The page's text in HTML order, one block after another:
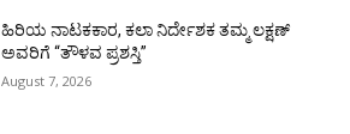
ಹಿರಿಯ ನಾಟಕಕಾರ, ಕಲಾ ನಿರ್ದೇಶಕ ತಮ್ಮ ಲಕ್ಷಣ್
ಅವರಿಗೆ “ತೌಳವ ಪ್ರಶಸ್ತಿ”
August 7, 2026